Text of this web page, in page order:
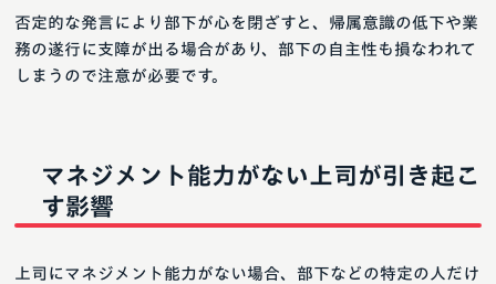
否定的な発言により部下が心を閉ざすと、帰属意識の低下や業
務の遂行に支障が出る場合があり、部下の自主性も損なわれて
しまうので注意が必要です。
マネジメント能力がない上司が引き起こ
す影響
上司にマネジメント能力がない場合、部下などの特定の人だけ